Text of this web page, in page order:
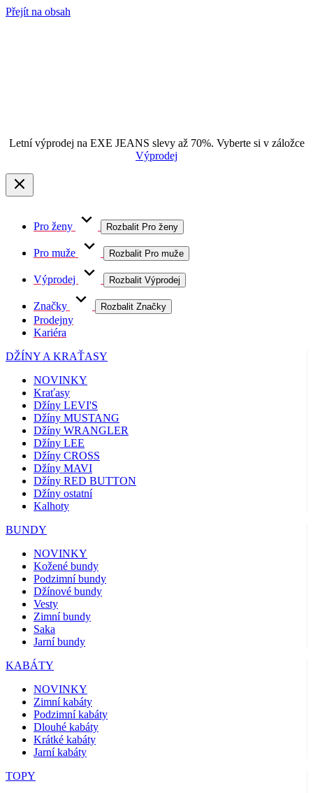
Přejít na obsah
Letní výprodej na EXE JEANS slevy až 70%. Vyberte si v záložce
Výprodej
Pro ženy Rozbalit Pro ženy
Pro muže Rozbalit Pro muže
Výprodej Rozbalit Výprodej
Značky Rozbalit Značky
Prodejny
Kariéra
DŽÍNY A KRAŤASY
NOVINKY
Kraťasy
Džíny LEVI'S
Džíny MUSTANG
Džíny WRANGLER
Džíny LEE
Džíny CROSS
Džíny MAVI
Džíny RED BUTTON
Džíny ostatní
Kalhoty
BUNDY
NOVINKY
Kožené bundy
Podzimní bundy
Džínové bundy
Vesty
Zimní bundy
Saka
Jarní bundy
KABÁTY
NOVINKY
Zimní kabáty
Podzimní kabáty
Dlouhé kabáty
Krátké kabáty
Jarní kabáty
TOPY